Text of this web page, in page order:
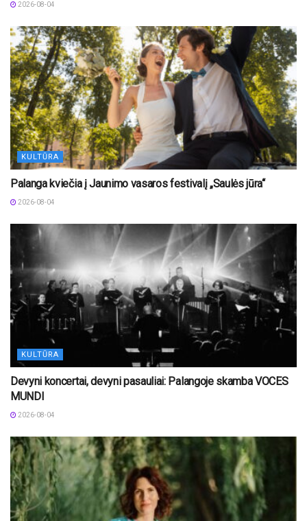
2026-08-04
KULTŪRA
Palanga kviečia į Jaunimo vasaros festivalį „Saulės jūra“
2026-08-04
KULTŪRA
Devyni koncertai, devyni pasauliai: Palangoje skamba VOCES
MUNDI
2026-08-04